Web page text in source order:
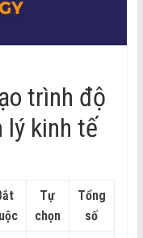
trình độ
lý kinh tế
Tự
chọn
Tổng
số